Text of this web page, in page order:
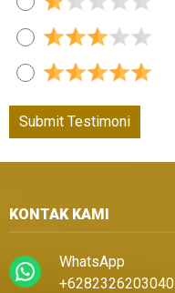
KONTAK KAMI
WhatsApp
+6282326203040